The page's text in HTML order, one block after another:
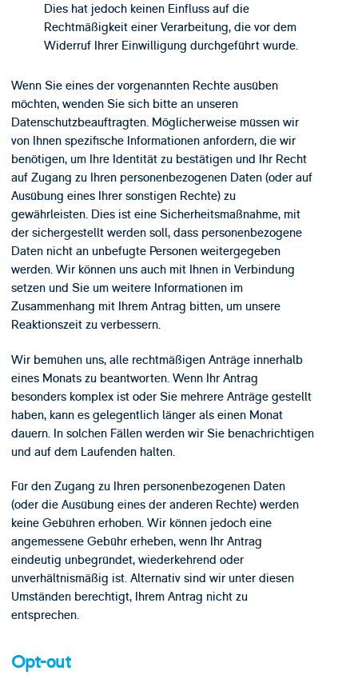
Dies hat jedoch keinen Einfluss auf die
Rechtmäßigkeit einer Verarbeitung, die vor dem
Widerruf Ihrer Einwilligung durchgeführt wurde.
Wenn Sie eines der vorgenannten Rechte ausüben
möchten, wenden Sie sich bitte an unseren
Datenschutzbeauftragten. Möglicherweise müssen wir
von Ihnen spezifische Informationen anfordern, die wir
benötigen, um Ihre Identität zu bestätigen und Ihr Recht
auf Zugang zu Ihren personenbezogenen Daten (oder auf
Ausübung eines Ihrer sonstigen Rechte) zu
gewährleisten. Dies ist eine Sicherheitsmaßnahme, mit
der sichergestellt werden soll, dass personenbezogene
Daten nicht an unbefugte Personen weitergegeben
werden. Wir können uns auch mit Ihnen in Verbindung
setzen und Sie um weitere Informationen im
Zusammenhang mit Ihrem Antrag bitten, um unsere
Reaktionszeit zu verbessern.
Wir bemühen uns, alle rechtmäßigen Anträge innerhalb
eines Monats zu beantworten. Wenn Ihr Antrag
besonders komplex ist oder Sie mehrere Anträge gestellt
haben, kann es gelegentlich länger als einen Monat
dauern. In solchen Fällen werden wir Sie benachrichtigen
und auf dem Laufenden halten.
Für den Zugang zu Ihren personenbezogenen Daten
(oder die Ausübung eines der anderen Rechte) werden
keine Gebühren erhoben. Wir können jedoch eine
angemessene Gebühr erheben, wenn Ihr Antrag
eindeutig unbegründet, wiederkehrend oder
unverhältnismäßig ist. Alternativ sind wir unter diesen
Umständen berechtigt, Ihrem Antrag nicht zu
entsprechen.
Opt-out